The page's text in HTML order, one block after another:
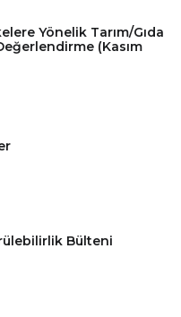
Yönelik Tarım/Gıda
(Kasım
Bülteni